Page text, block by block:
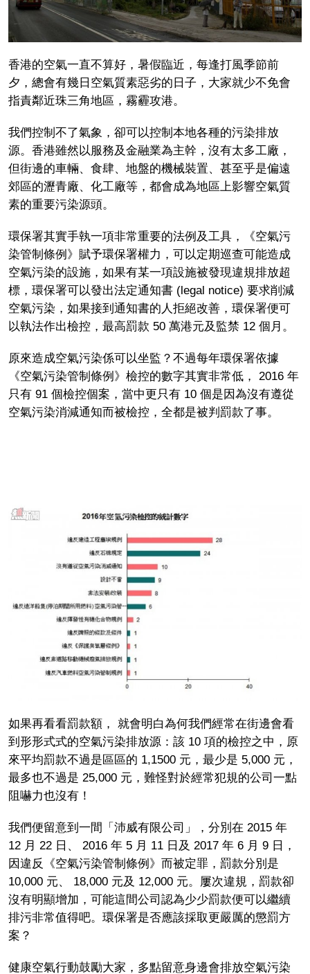
香港的空氣一直不算好，暑假臨近，每逢打風季節前
夕，總會有幾日空氣質素惡劣的日子，大家就少不免會
指責鄰近珠三角地區，霧霾攻港。
我們控制不了氣象，卻可以控制本地各種的污染排放
源。香港雖然以服務及金融業為主幹，沒有太多工廠，
但街邊的車輛、食肆、地盤的機械裝置、甚至乎是偏遠
郊區的瀝青廠、化工廠等，都會成為地區上影響空氣質
素的重要污染源頭。
環保署其實手執一項非常重要的法例及工具，《空氣污
染管制條例》賦予環保署權力，可以定期巡查可能造成
空氣污染的設施，如果有某一項設施被發現違規排放超
標，環保署可以發出法定通知書 (legal notice) 要求削減
空氣污染，如果接到通知書的人拒絕改善，環保署便可
以執法作出檢控，最高罰款 50 萬港元及監禁 12 個月。
原來造成空氣污染係可以坐監？不過每年環保署依據
《空氣污染管制條例》檢控的數字其實非常低， 2016 年
只有 91 個檢控個案，當中更只有 10 個是因為沒有遵從
空氣污染消減通知而被檢控，全都是被判罰款了事。
如果再看看罰款額， 就會明白為何我們經常在街邊會看
到形形式式的空氣污染排放源：該 10 項的檢控之中，原
來平均罰款不過是區區的 1,1500 元，最少是 5,000 元，
最多也不過是 25,000 元，難怪對於經常犯規的公司一點
阻嚇力也沒有！
我們便留意到一間「沛威有限公司」，分別在 2015 年
12 月 22 日、 2016 年 5 月 11 日及 2017 年 6 月 9 日，
因違反《空氣污染管制條例》而被定罪，罰款分別是
10,000 元、 18,000 元及 12,000 元。屢次違規，罰款卻
沒有明顯增加，可能這間公司認為少少罰款便可以繼續
排污非常值得吧。環保署是否應該採取更嚴厲的懲罰方
案？
健康空氣行動鼓勵大家，多點留意身邊會排放空氣污染